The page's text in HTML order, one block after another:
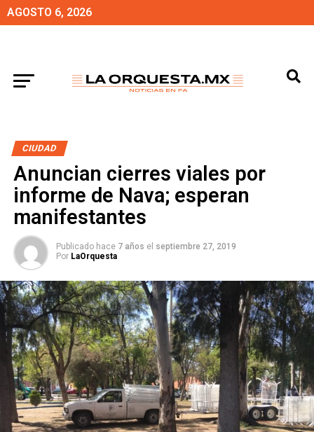
AGOSTO 6, 2026
CIUDAD
Anuncian cierres viales por
informe de Nava; esperan
manifestantes
Publicado hace 7 años el septiembre 27, 2019
Por LaOrquesta